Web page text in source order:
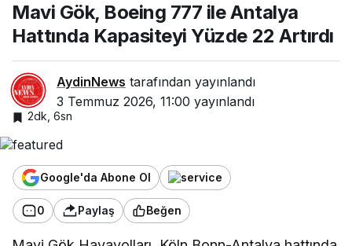
ile Antalya
Hattında
Kapasiteyi
Artırdı
Mavi Gök, Boeing 777 ile Antalya
Hattında Kapasiteyi Yüzde 22 Artırdı
AydinNews tarafından yayınlandı
3 Temmuz 2026, 11:00 yayınlandı
2dk, 6sn
Google'da Abone Ol
0 Paylaş Beğen